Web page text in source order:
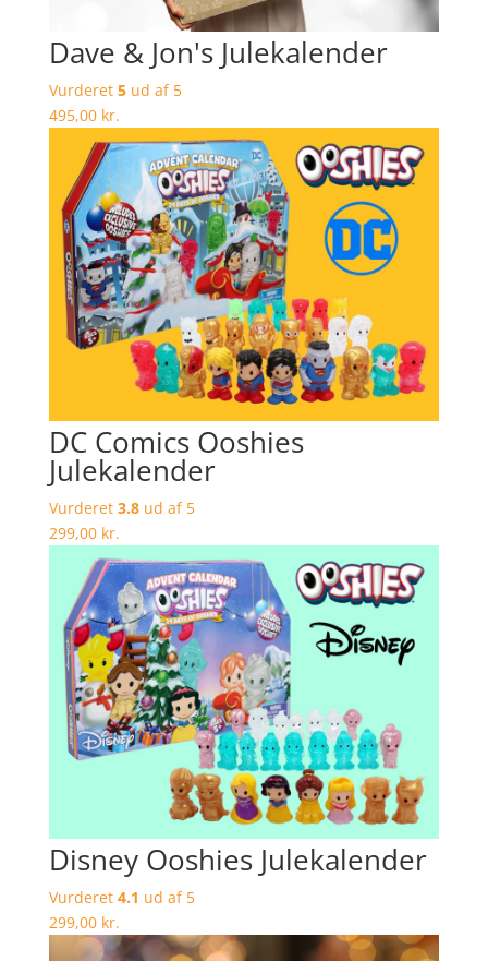
Dave & Jon's Julekalender
Vurderet 5ud af 5
495,00 kr.
DC Comics Ooshies
Julekalender
Vurderet 3.8ud af 5
299,00 kr.
Disney Ooshies Julekalender
Vurderet 4.1 ud af 5
299,00 kr.